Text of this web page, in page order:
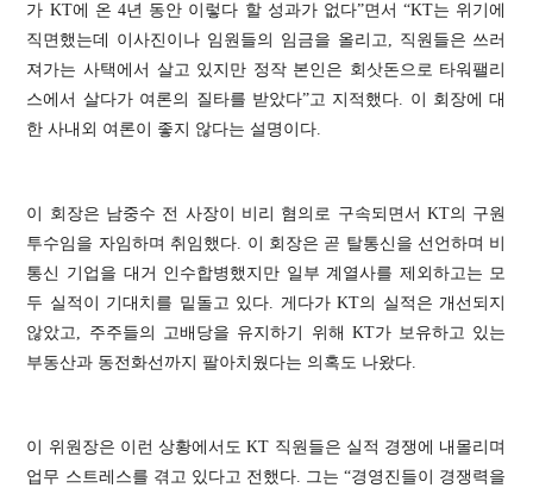
가 KT에 온4년 동안 이렇다 할 성과가 없다”면서“KT는 위기에
직면했는데 이사진이나 임원들의 임금을 올리고, 직원들은 쓰러
져가는 사택에서 살고 있지만 정작 본인은 회삿돈으로 타워팰리
스에서 살다가 여론의 질타를 받았다”고 지적했다. 이 회장에 대
한 사내외 여론이 좋지 않다는 설명이다.
이 회장은 남중수 전 사장이 비리 혐의로 구속되면서KT의 구원
투수임을 자임하며 취임했다. 이 회장은 곧 탈통신을 선언하며 비
통신 기업을 대거 인수합병했지만 일부 계열사를 제외하고는 모
두 실적이 기대치를 밑돌고 있다. 게다가KT의 실적은 개선되지
않았고, 주주들의 고배당을 유지하기 위해 KT가 보유하고 있는
부동산과 동전화선까지 팔아치웠다는 의혹도 나왔다.
이 위원장은 이런 상황에서도KT 직원들은 실적 경쟁에 내몰리며
업무 스트레스를 겪고 있다고 전했다. 그는“경영진들이 경쟁력을